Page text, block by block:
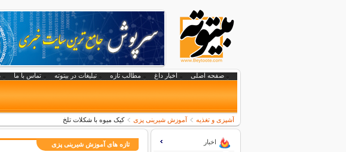
صفحه اصلی اخبار داغ مطالب تازه تبلیغات در بیتوته تماس با ما
آشپزی و تغذیه آموزش شیرینی پزی كیک میوه با شكلات تلخ
تازه های آموزش شیرینی پزی اخبار